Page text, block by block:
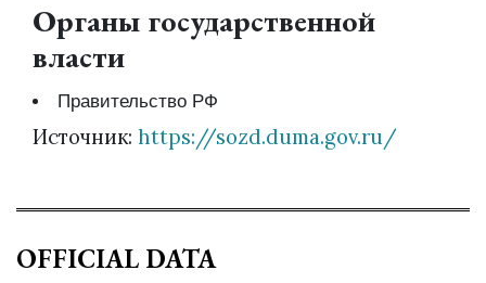
Органы государственной
власти
Правительство РФ
Источник: https://sozd.duma.gov.ru/
OFFICIAL DATA